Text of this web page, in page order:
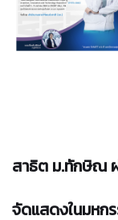
สาธิต ม.ทักษิณ ผ่
จัดแสดงในมหก